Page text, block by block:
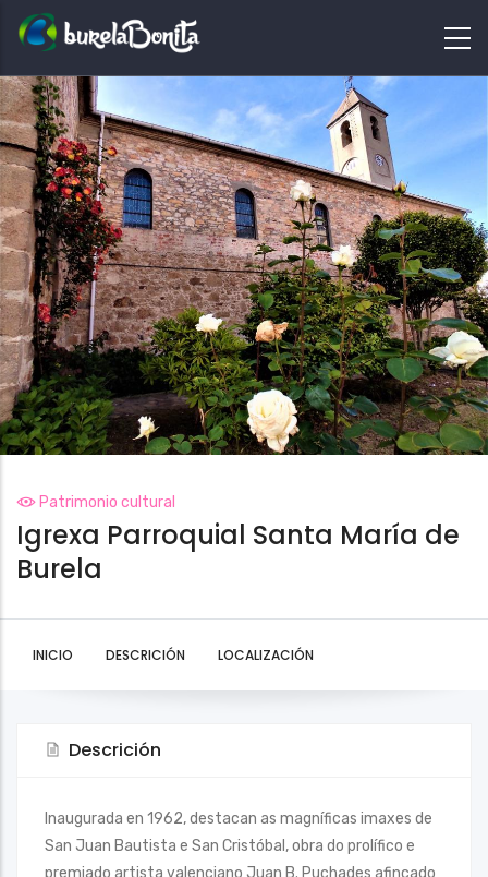
Patrimonio cultural
Igrexa Parroquial Santa María de
Burela
INICIO DESCRICIÓN LOCALIZACIÓN
Descrición
Inaugurada en 1962, destacan as magníficas imaxes de
San Juan Bautista e San Cristóbal, obra do prolífico e
premiado artista valenciano Juan B. Puchades afincado